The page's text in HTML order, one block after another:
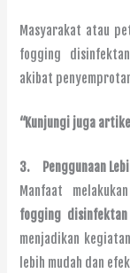
Masyarakat atau
fogging
akibat
“Kunjungi juga
3.
Penggunaan
Manfaat
fogging disinfektan
menjadikan
lebih mudah dan